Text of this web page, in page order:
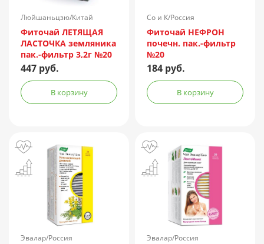
Люйшаньцзю/Китай
Фиточай ЛЕТЯЩАЯ
ЛАСТОЧКА земляника
пак.-фильтр 3,2г №20
447 руб.
В корзину
Со и К/Россия
Фиточай НЕФРОН
почечн. пак.-фильтр
№20
184 руб.
В корзину
Эвалар/Россия Эвалар/Россия